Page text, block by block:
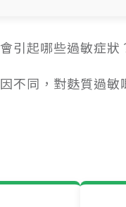
引起哪些過敏症狀
不同，對麩質過敏